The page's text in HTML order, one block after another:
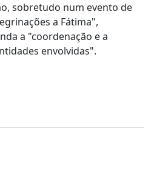
sobretudo num evento de
a Fátima",
a "coordenação e a
envolvidas".